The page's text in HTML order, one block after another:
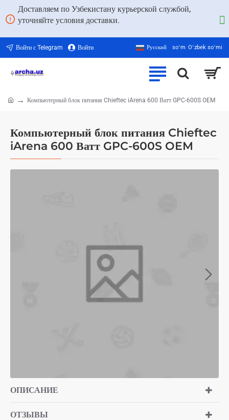
Доставляем по Узбекистану курьерской службой,
уточняйте условия доставки.
Войти с Telegram Войти Русский soʻm Oʻzbek soʻmi
Компьютерный блок питания Chieftec
iArena 600 Ватт GPC-600S OEM
Компьютерный блок питания Chieftec iArena 600 Ватт GPC-600S OEM
ОПИСАНИЕ
ОТЗЫВЫ